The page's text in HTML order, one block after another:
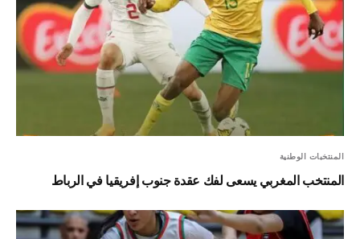
المنتخبات الوطنية
المنتخب المغربي يسعى لفك عقدة جنوب إفريقيا في الرباط